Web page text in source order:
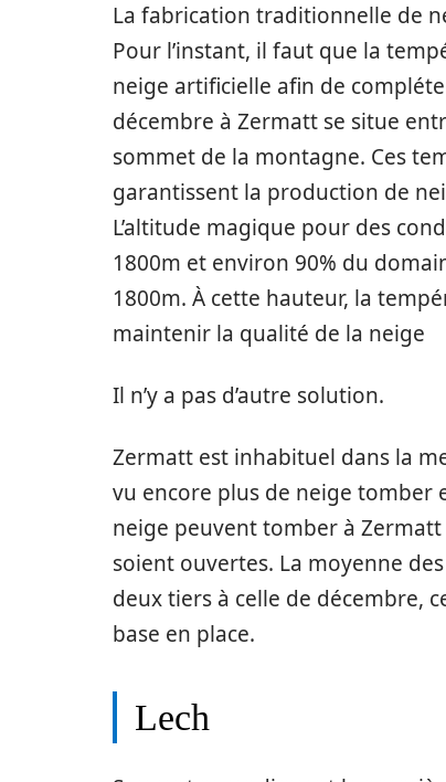
La fabrication traditionnelle de
Pour l’instant, il faut que la
neige artificielle afin de
décembre à Zermatt se situe
sommet de la montagne. Ces
garantissent la production de
L’altitude magique pour des
1800m et environ 90% du
1800m. À cette hauteur, la
maintenir la qualité de la neige
Il n’y a pas d’autre solution.
Zermatt est inhabituel dans la
vu encore plus de neige tomber
neige peuvent tomber à
soient ouvertes. La moyenne
deux tiers à celle de décembre,
base en place.
Lech